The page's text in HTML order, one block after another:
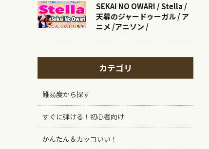
SEKAI NO OWARI / Stella /
天幕のジャードゥーガル / ア
ニメ /アニソン /
カテゴリ
難易度から探す
すぐに弾ける！初心者向け
かんたん＆カッコいい！